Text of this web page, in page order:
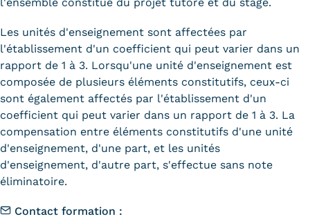
Témoignages
Statistiques
FAQ
Lexique
Téléchargements
Qualiopi
Les unités d'enseignement sont affectées par
l'établissement d'un coefficient qui peut varier dans un
rapport de 1 à 3. Lorsqu'une unité d'enseignement est
composée de plusieurs éléments constitutifs, ceux-ci
sont également affectés par l'établissement d'un
coefficient qui peut varier dans un rapport de 1 à 3. La
compensation entre éléments constitutifs d'une unité
d'enseignement, d'une part, et les unités
d'enseignement, d'autre part, s'effectue sans note
éliminatoire.
Contact formation :